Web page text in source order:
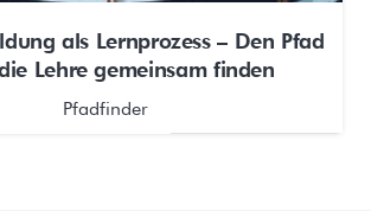
als Lernprozess – Den Pfad
Lehre gemeinsam finden
Pfadfinder